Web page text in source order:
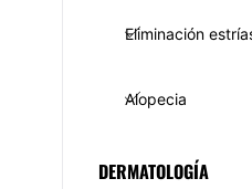
Eliminación
Alopecia
DERMATOLOGÍA